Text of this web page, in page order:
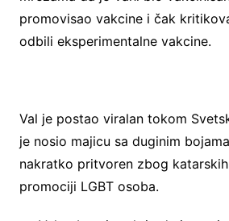
promovisao vakcine i čak
odbili eksperimentalne vakcine.
Val je postao viralan tokom
je nosio majicu sa duginim
nakratko pritvoren zbog
promociji LGBT osoba.